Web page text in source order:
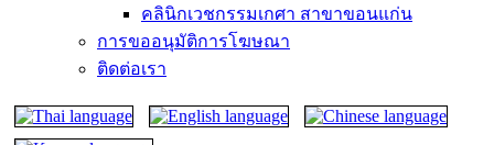
คลินิกเวชกรรมเกศา สาขาขอนแก่น
การขออนุมัติการโฆษณา
ติดต่อเรา